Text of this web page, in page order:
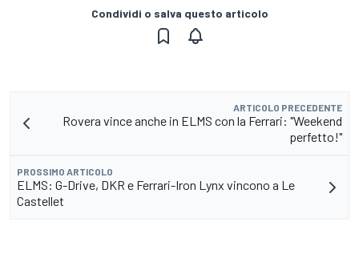
Condividi o salva questo articolo
ARTICOLO PRECEDENTE
Rovera vince anche in ELMS con la Ferrari: "Weekend
perfetto!"
PROSSIMO ARTICOLO
ELMS: G-Drive, DKR e Ferrari-Iron Lynx vincono a Le
Castellet